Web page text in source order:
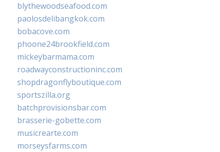
blythewoodseafood.com
paolosdelibangkok.com
bobacove.com
phoone24brookfield.com
mickeybarmama.com
roadwayconstructioninc.com
shopdragonflyboutique.com
sportszilla.org
batchprovisionsbar.com
brasserie-gobette.com
musicrearte.com
morseysfarms.com